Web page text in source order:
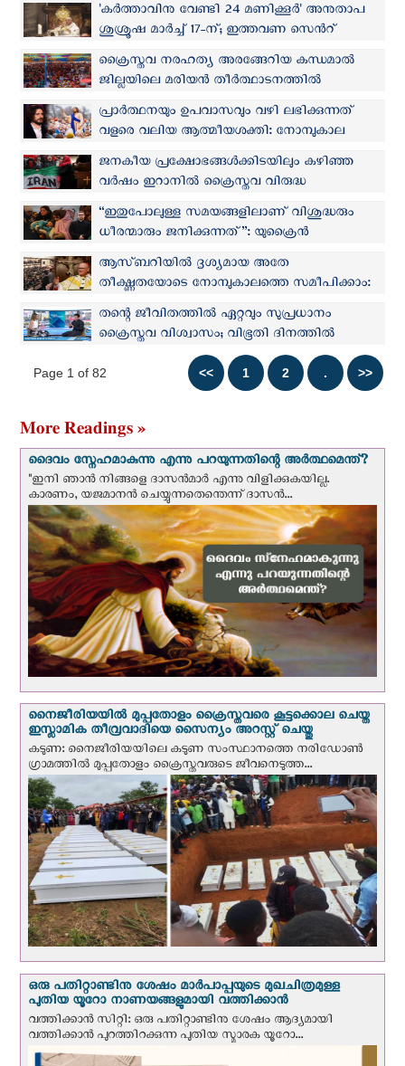
'കര്‍ത്താവിനു വേണ്ടി 24 മണിക്കൂര്‍' അനുതാപ
ശുശ്രൂഷ മാര്‍ച്ച് 17-ന്; ഇത്തവണ സെന്‍റ്
പീറ്റേഴ്സ് ബസിലിക്കക്കു പകരം ഇടവകയില്‍
ക്രൈസ്തവ നരഹത്യ അരങ്ങേറിയ കന്ധമാല്‍
ജില്ലയിലെ മരിയന്‍ തീര്‍ത്ഥാടനത്തില്‍
പങ്കെടുത്തത് അരലക്ഷത്തോളം വിശ്വാസികള്‍
പ്രാര്‍ത്ഥനയും ഉപവാസവും വഴി ലഭിക്കുന്നത്
വളരെ വലിയ ആത്മീയശക്തി: നോമ്പുകാല
ചിന്തകളുമായി 'ചോസണിലെ ഈശോ'
ജനകീയ പ്രക്ഷോഭങ്ങള്‍ക്കിടയിലും കഴിഞ്ഞ
വര്‍ഷം ഇറാനില്‍ ക്രൈസ്തവ വിരുദ്ധ
മതപീഡനങ്ങളില്‍ വര്‍ദ്ധനവ്
“ഇതുപോലുള്ള സമയങ്ങളിലാണ് വിശുദ്ധരും
ധീരന്മാരും ജനിക്കുന്നത്”: യുക്രൈന്‍
വൈദികന്റെ വാക്കുകള്‍ ശ്രദ്ധ നേടുന്നു
ആസ്ബറിയില്‍ ദൃശ്യമായ അതേ
തീക്ഷ്ണതയോടെ നോമ്പുകാലത്തെ സമീപിക്കാം:
കര്‍ദ്ദിനാള്‍ തിമോത്തി ഡോളന്‍
തന്റെ ജീവിതത്തിൽ ഏറ്റവും സുപ്രധാനം
ക്രൈസ്തവ വിശ്വാസം; വിഭൂതി ദിനത്തില്‍
നെറ്റിയില്‍ കുരിശ് വരച്ച് ഹോളിവുഡ് താരം
മാർക്ക് വാൽബെർഗിന്റെ അഭിമുഖം
Page 1 of 82
More Readings »
ദൈവം സ്നേഹമാകുന്നു എന്നു പറയുന്നതിന്റെ അർത്ഥമെന്ത്?
"ഇനി ഞാന്‍ നിങ്ങളെ ദാസന്‍മാര്‍ എന്നു വിളിക്കുകയില്ല.
കാരണം, യജമാനന്‍ ചെയ്യുന്നതെന്തെന്ന് ദാസന്‍...
നൈജീരിയയില്‍ മുപ്പതോളം ക്രൈസ്തവരെ കൂട്ടക്കൊല ചെയ്ത
ഇസ്ലാമിക തീവ്രവാദിയെ സൈന്യം അറസ്റ്റ് ചെയ്തു
കടുണ: നൈജീരിയയിലെ കടുണ സംസ്ഥാനത്തെ നരിഡോൺ
ഗ്രാമത്തിൽ മുപ്പതോളം ക്രൈസ്തവരുടെ ജീവനെടുത്ത...
ഒരു പതിറ്റാണ്ടിനു ശേഷം മാർപാപ്പയുടെ മുഖചിത്രമുള്ള
പുതിയ യൂറോ നാണയങ്ങളുമായി വത്തിക്കാന്‍
വത്തിക്കാന്‍ സിറ്റി: ഒരു പതിറ്റാണ്ടിനു ശേഷം ആദ്യമായി
വത്തിക്കാൻ പുറത്തിറക്കുന്ന പുതിയ സ്മാരക യൂറോ...